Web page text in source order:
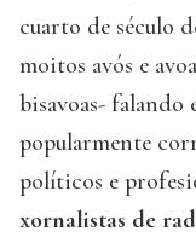
cuarto de século
moitos avós e
bisavoas- falando
popularmente
políticos e
xornalistas de